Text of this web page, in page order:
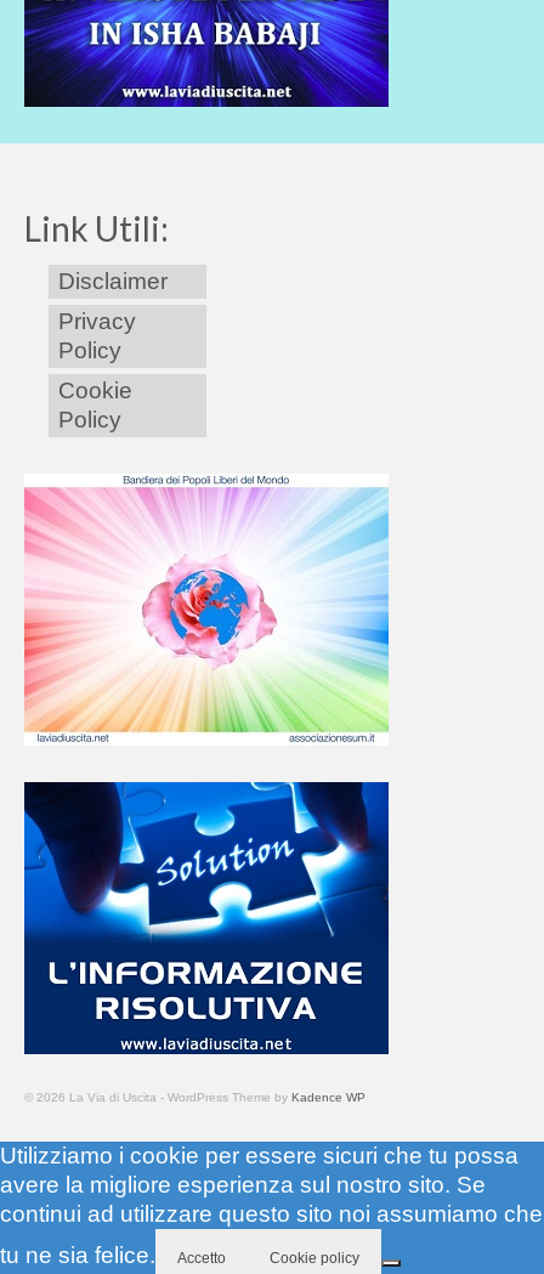
Link Utili:
Disclaimer
Privacy
Policy
Cookie
Policy
© 2026 La Via di Uscita - WordPress Theme by Kadence WP
Utilizziamo i cookie per essere sicuri che tu possa
avere la migliore esperienza sul nostro sito. Se
continui ad utilizzare questo sito noi assumiamo che
tu ne sia felice.
Accetto Cookie policy